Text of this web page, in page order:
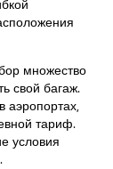
множество
свой багаж.
аэропортах,
тариф.
условия